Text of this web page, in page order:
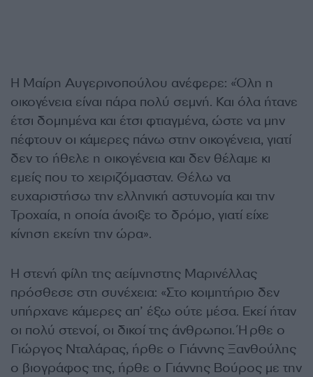
Η Μαίρη Αυγερινοπούλου ανέφερε: «Όλη η
οικογένεια είναι πάρα πολύ σεμνή. Και όλα ήτανε
έτσι δομημένα και έτσι φτιαγμένα, ώστε να μην
πέφτουν οι κάμερες πάνω στην οικογένεια, γιατί
δεν το ήθελε η οικογένεια και δεν θέλαμε κι
εμείς που το χειριζόμασταν. Θέλω να
ευχαριστήσω την ελληνική αστυνομία και την
Τροχαία, η οποία άνοιξε το δρόμο, γιατί είχε
κίνηση εκείνη την ώρα».
Η στενή φίλη της αείμνηστης Μαρινέλλας
πρόσθεσε στη συνέχεια: «Στο κοιμητήριο δεν
υπήρχανε κάμερες απ’ έξω ούτε μέσα. Εκεί ήταν
οι πολύ στενοί, οι δικοί της άνθρωποι. Ήρθε ο
Γιώργος Νταλάρας, ήρθε ο Γιάννης Ξανθούλης
ο βιογράφος της, ήρθε ο Γιάννης Βούρος με την